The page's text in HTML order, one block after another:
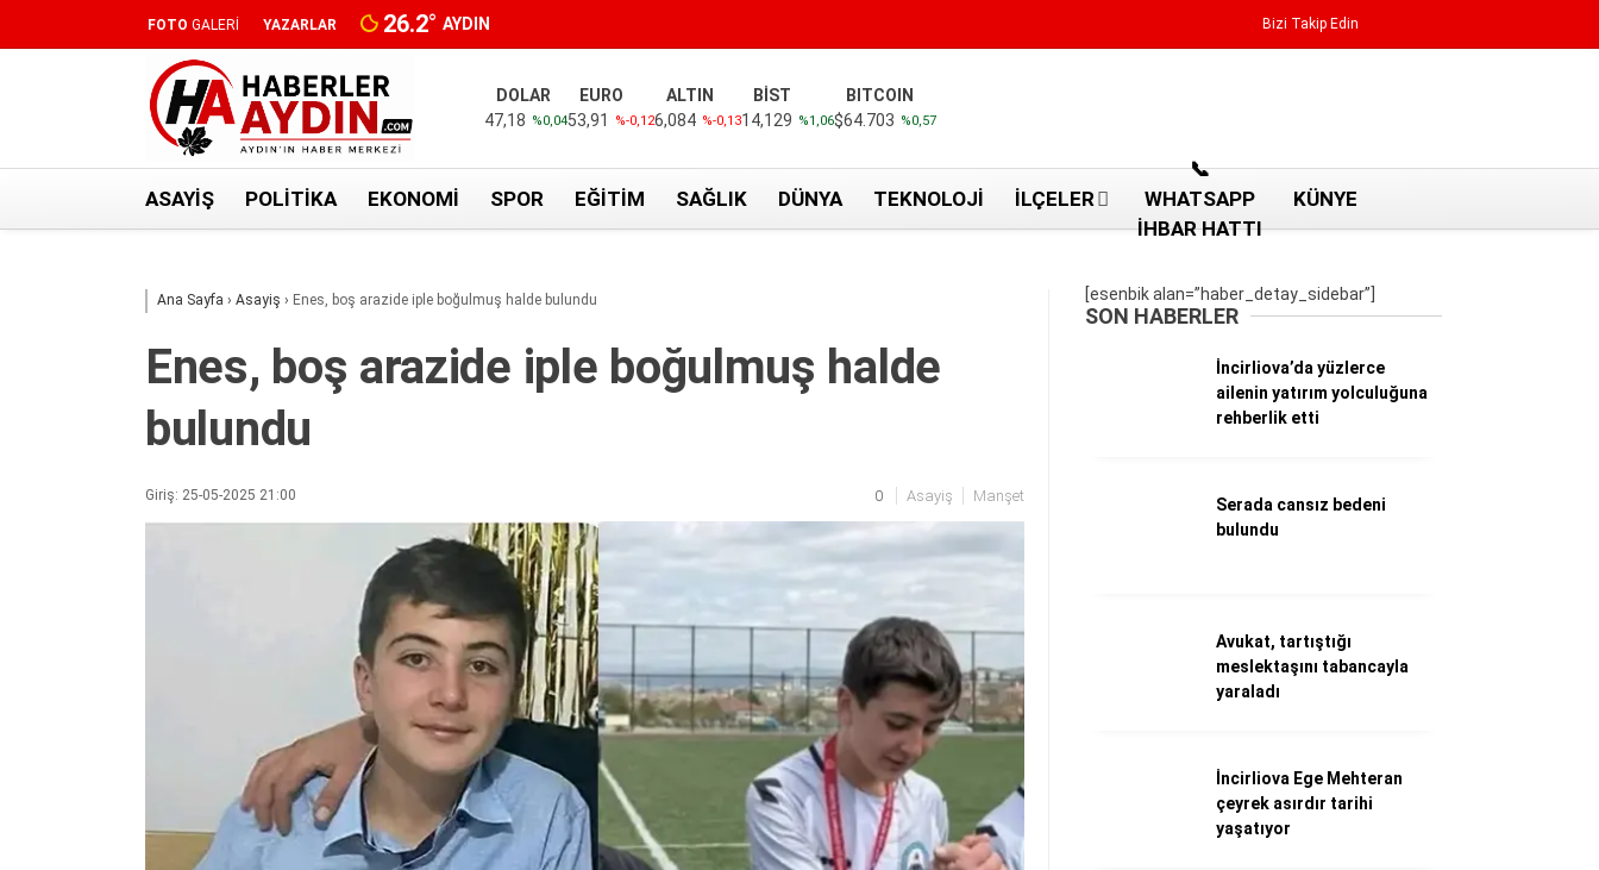
Aydın nöbetçi eczaneler
Künye
Nöbetçi Eczaneler
Süper Lig Puan Durumu
FOTO GALERİ YAZARLAR 26.2° AYDIN Bizi Takip Edin
DOLAR
47,18 %0,04
EURO
53,91
%-0,12
ALTIN
6,084 %-0,13
BİST
14,129 %1,06
BITCOIN
$64.703 %0,57
ASAYIŞ POLITIKA EKONOMI SPOR EĞITIM SAĞLIK DÜNYA TEKNOLOJI İLÇELER
📞
WHATSAPP
İHBAR HATTI
KÜNYE
Ana Sayfa › Asayiş › Enes, boş arazide iple boğulmuş halde bulundu
Enes, boş arazide iple boğulmuş halde
bulundu
Giriş: 25-05-2025 21:00 0 Asayiş Manşet
[esenbik alan=”haber_detay_sidebar”]
SON HABERLER
İncirliova’da yüzlerce
ailenin yatırım yolculuğuna
rehberlik etti
Serada cansız bedeni
bulundu
Avukat, tartıştığı
meslektaşını tabancayla
yaraladı
İncirliova Ege Mehteran
çeyrek asırdır tarihi
yaşatıyor